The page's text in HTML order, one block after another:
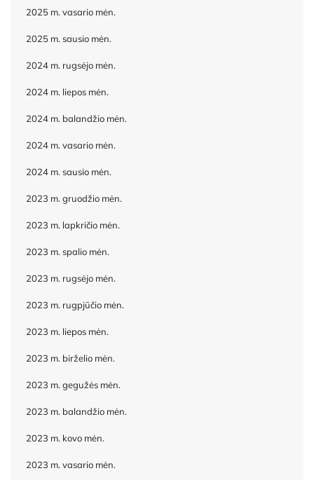
2025 m. vasario mėn.
2025 m. sausio mėn.
2024 m. rugsėjo mėn.
2024 m. liepos mėn.
2024 m. balandžio mėn.
2024 m. vasario mėn.
2024 m. sausio mėn.
2023 m. gruodžio mėn.
2023 m. lapkričio mėn.
2023 m. spalio mėn.
2023 m. rugsėjo mėn.
2023 m. rugpjūčio mėn.
2023 m. liepos mėn.
2023 m. birželio mėn.
2023 m. gegužės mėn.
2023 m. balandžio mėn.
2023 m. kovo mėn.
2023 m. vasario mėn.